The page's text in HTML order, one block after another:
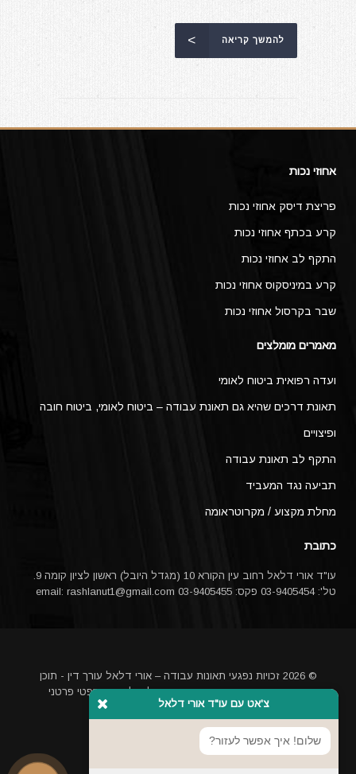
להמשך קריאה
אחוזי נכות
פריצת דיסק אחוזי נכות
קרע בכתף אחוזי נכות
התקף לב אחוזי נכות
קרע במיניסקוס אחוזי נכות
שבר בקרסול אחוזי נכות
מאמרים מומלצים
ועדה רפואית ביטוח לאומי
תאונת דרכים שהיא גם תאונת עבודה – ביטוח לאומי, ביטוח חובה
ופיצויים
התקף לב תאונת עבודה
תביעה נגד המעביד
מחלת מקצוע / מקרוטראומה
כתובת
טל': 03-9405454 פקס: 03-9405455 email:
rashlanut1@gmail.com
© 2026 זכויות נפגעי תאונות עבודה – אורי דלאל עורך דין - תוכן
האתר אינו מהווה ייעוץ משפטי או תחליף לייעוץ משפטי פרטני
באמצעות עורך דין
מקדם אתרים בגוגל
צ'אט עם עו"ד אורי דלאל
שלום! איך אפשר לעזור?